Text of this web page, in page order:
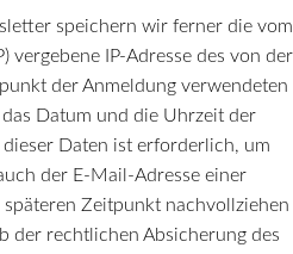
speichern wir ferner die vom
vergebene IP-Adresse des von der
der Anmeldung verwendeten
Datum und die Uhrzeit der
Daten ist erforderlich, um
der E-Mail-Adresse einer
Zeitpunkt nachvollziehen
der rechtlichen Absicherung des